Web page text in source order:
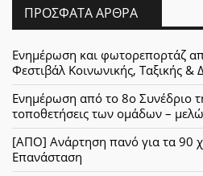
ΠΡΌΣΦΑΤΑ ΆΡΘΡΑ
Ενημέρωση και φωτορεπορτάζ
Φεστιβάλ Κοινωνικής, Ταξικής &
Ενημέρωση από το 8ο Συνέδριο
τοποθετήσεις των ομάδων –
[ΑΠΟ] Ανάρτηση πανό για τα 90
Επανάσταση